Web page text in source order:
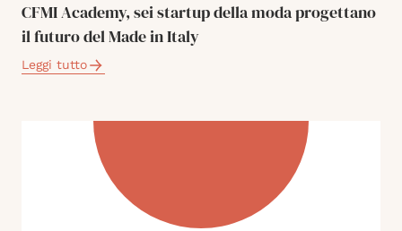
CFMI Academy, sei startup della moda progettano
il futuro del Made in Italy
Leggi tutto